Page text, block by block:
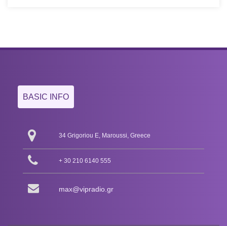
BASIC INFO
34 Grigoriou E, Maroussi, Greece
+ 30 210 6140 555
max@vipradio.gr